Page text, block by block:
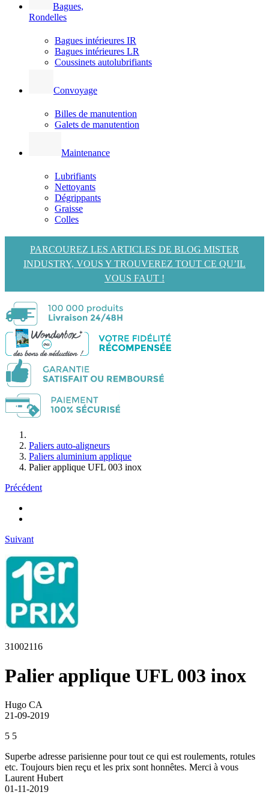
Bagues,
Rondelles
Bagues intérieures IR
Bagues intérieures LR
Coussinets autolubrifiants
Convoyage
Billes de manutention
Galets de manutention
Maintenance
Lubrifiants
Nettoyants
Dégrippants
Graisse
Colles
PARCOUREZ LES ARTICLES DE BLOG MISTER
INDUSTRY, VOUS Y TROUVEREZ TOUT CE QU’IL
VOUS FAUT !
Paliers auto-aligneurs
Paliers aluminium applique
Palier applique UFL 003 inox
Précédent
Suivant
31002116
Palier applique UFL 003 inox
Hugo CA
21-09-2019
5 5
Superbe adresse parisienne pour tout ce qui est roulements, rotules
etc. Toujours bien reçu et les prix sont honnêtes. Merci à vous
Laurent Hubert
01-11-2019